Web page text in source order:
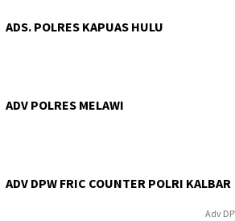
ADS. POLRES KAPUAS HULU
ADV POLRES MELAWI
ADV DPW FRIC COUNTER POLRI KALBAR
Adv